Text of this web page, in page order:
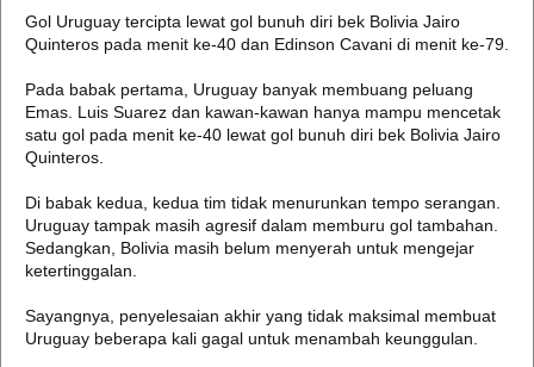
Gol Uruguay tercipta lewat gol bunuh diri bek Bolivia Jairo
Quinteros pada menit ke-40 dan Edinson Cavani di menit ke-79.
Pada babak pertama, Uruguay banyak membuang peluang
Emas. Luis Suarez dan kawan-kawan hanya mampu mencetak
satu gol pada menit ke-40 lewat gol bunuh diri bek Bolivia Jairo
Quinteros.
Di babak kedua, kedua tim tidak menurunkan tempo serangan.
Uruguay tampak masih agresif dalam memburu gol tambahan.
Sedangkan, Bolivia masih belum menyerah untuk mengejar
ketertinggalan.
Sayangnya, penyelesaian akhir yang tidak maksimal membuat
Uruguay beberapa kali gagal untuk menambah keunggulan.